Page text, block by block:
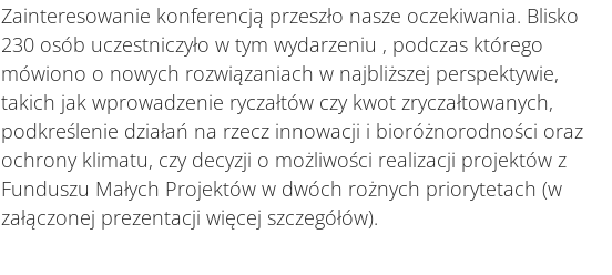
Zainteresowanie konferencją przeszło nasze oczekiwania. Blisko
230 osób uczestniczyło w tym wydarzeniu , podczas którego
mówiono o nowych rozwiązaniach w najbliższej perspektywie,
takich jak wprowadzenie ryczałtów czy kwot zryczałtowanych,
podkreślenie działań na rzecz innowacji i bioróżnorodności oraz
ochrony klimatu, czy decyzji o możliwości realizacji projektów z
Funduszu Małych Projektów w dwóch rożnych priorytetach (w
załączonej prezentacji więcej szczegółów).